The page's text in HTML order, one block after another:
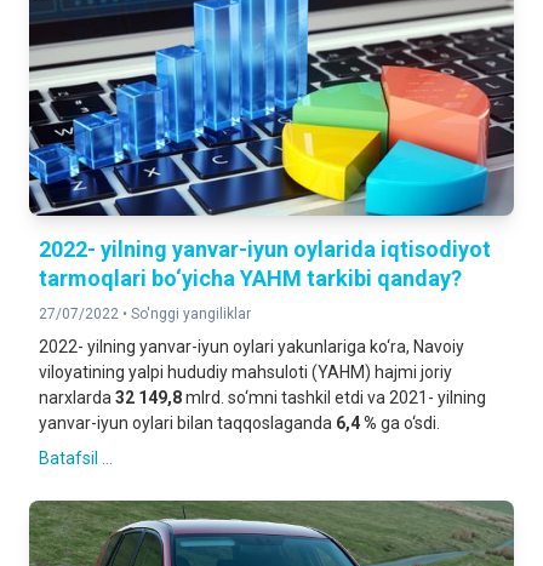
2022- yilning yanvar-iyun oylarida iqtisodiyot
tarmoqlari bo‘yicha YAHM tarkibi qanday?
27/07/2022 • So'nggi yangiliklar
2022- yilning yanvar-iyun oylari yakunlariga ko‘ra, Navoiy
viloyatining yalpi hududiy mahsuloti (YAHM) hajmi joriy
narxlarda 32 149,8mlrd. so‘mni tashkil etdi va 2021- yilning
yanvar-iyun oylari bilan taqqoslaganda 6,4 % ga o‘sdi.
Batafsil ...